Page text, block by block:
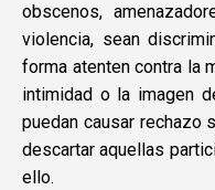
obscenos,
violencia, sean
forma atenten contra la
intimidad o la imagen
puedan causar rechazo
descartar aquellas
ello.